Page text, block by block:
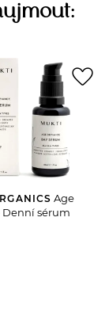
Age
Denní sérum
favorite_border